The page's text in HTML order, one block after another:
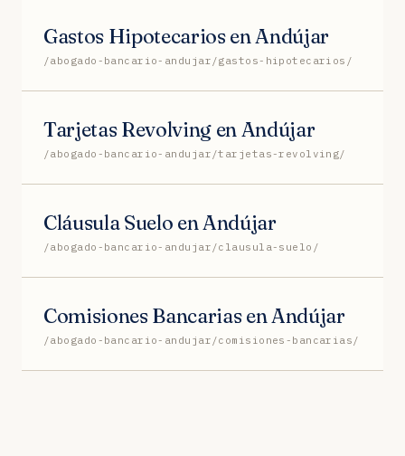
Gastos Hipotecarios en Andújar
/abogado-bancario-andujar/gastos-hipotecarios/
Tarjetas Revolving en Andújar
/abogado-bancario-andujar/tarjetas-revolving/
Cláusula Suelo en Andújar
/abogado-bancario-andujar/clausula-suelo/
Comisiones Bancarias en Andújar
/abogado-bancario-andujar/comisiones-bancarias/